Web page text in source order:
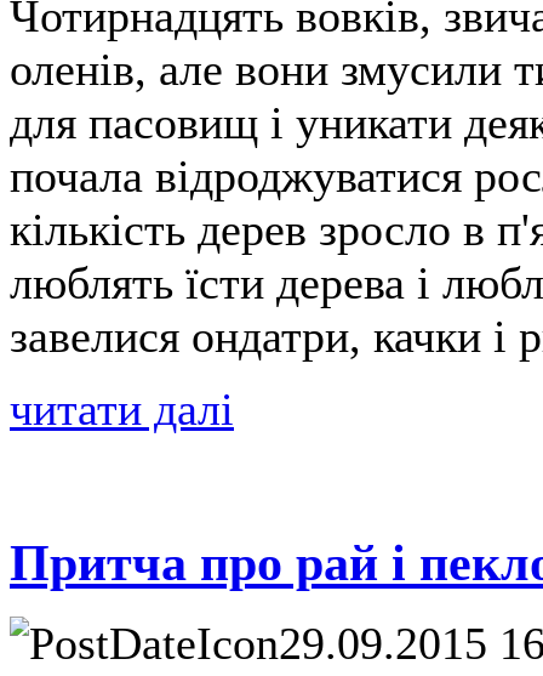
Чотирнадцять вовків,
оленів, але вони змусили
для пасовищ і уникати
почала відроджуватися
кількість дерев зросло в
люблять їсти дерева і
завелися ондатри, качки і
читати далі
Притча про рай і
29.09.2015